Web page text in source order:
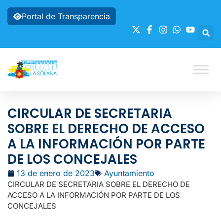
Portal de Transparencia
CIRCULAR DE SECRETARIA
SOBRE EL DERECHO DE ACCESO
A LA INFORMACIÓN POR PARTE
DE LOS CONCEJALES
13 de enero de 2023 Ayuntamiento
CIRCULAR DE SECRETARIA SOBRE EL DERECHO DE
ACCESO A LA INFORMACIÓN POR PARTE DE LOS
CONCEJALES